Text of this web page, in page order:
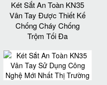
Két Sắt An Toàn KN35
Vân Tay Được Thiết Kế
Chống Cháy Chống
Trộm Tối Đa